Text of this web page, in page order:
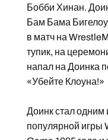
Бобби Хинан.
Бам Бама
в матч на
тупик, на
напал на Доинка
«Убейте Клоуна!»
Доинк стал одним
популярной игры